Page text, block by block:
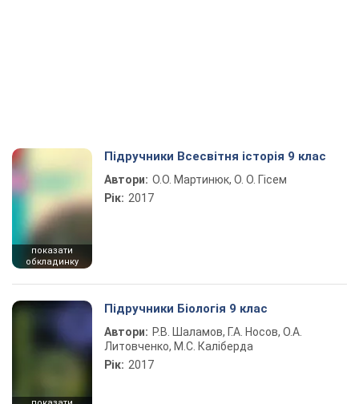
показати
обкладинку
Підручники Всесвітня історія 9 клас
Автори: О.О. Мартинюк, О. О. Гісем
Рік: 2017
Підручники Біологія 9 клас
Автори: Р.В. Шаламов, Г.А. Носов, О.А.
Литовченко, М.С. Каліберда
Рік: 2017